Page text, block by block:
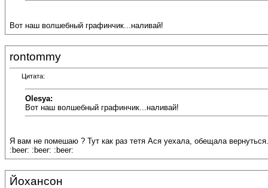
Вот наш волшебный графинчик...наливай!
rontommy
Цитата:
Olesya:
Вот наш волшебный графинчик...наливай!
Я вам не помешаю ? Тут как раз тетя Ася уехала, обещала вернуться.
:beer: :beer: :beer:
Йохансон